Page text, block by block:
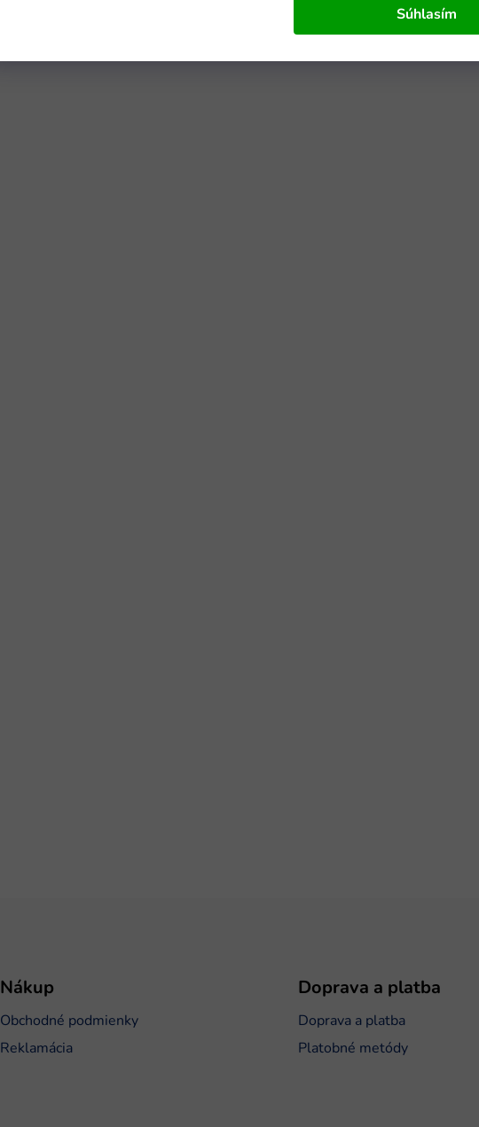
Súhlasím
Nákup
Obchodné podmienky
Reklamácia
Doprava a platba
Doprava a platba
Platobné metódy